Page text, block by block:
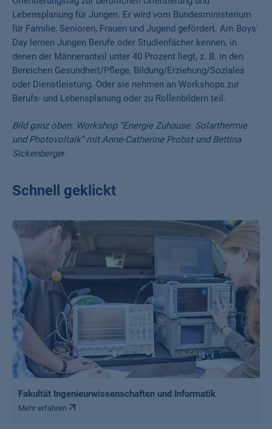
Lebensplanung für Jungen. Er wird vom Bundesministerium
für Familie, Senioren, Frauen und Jugend gefördert. Am Boys'
Day lernen Jungen Berufe oder Studienfächer kennen, in
denen der Männeranteil unter 40 Prozent liegt, z. B. in den
Bereichen Gesundheit/Pflege, Bildung/Erziehung/Soziales
oder Dienstleistung. Oder sie nehmen an Workshops zur
Berufs- und Lebensplanung oder zu Rollenbildern teil.
Bild ganz oben: Workshop "Energie Zuhause: Solarthermie
und Photovoltaik" mit Anne-Catherine Probst und Bettina
Sickenberger
Schnell geklickt
Fakultät Ingenieurwissenschaften und Informatik
Mehr erfahren